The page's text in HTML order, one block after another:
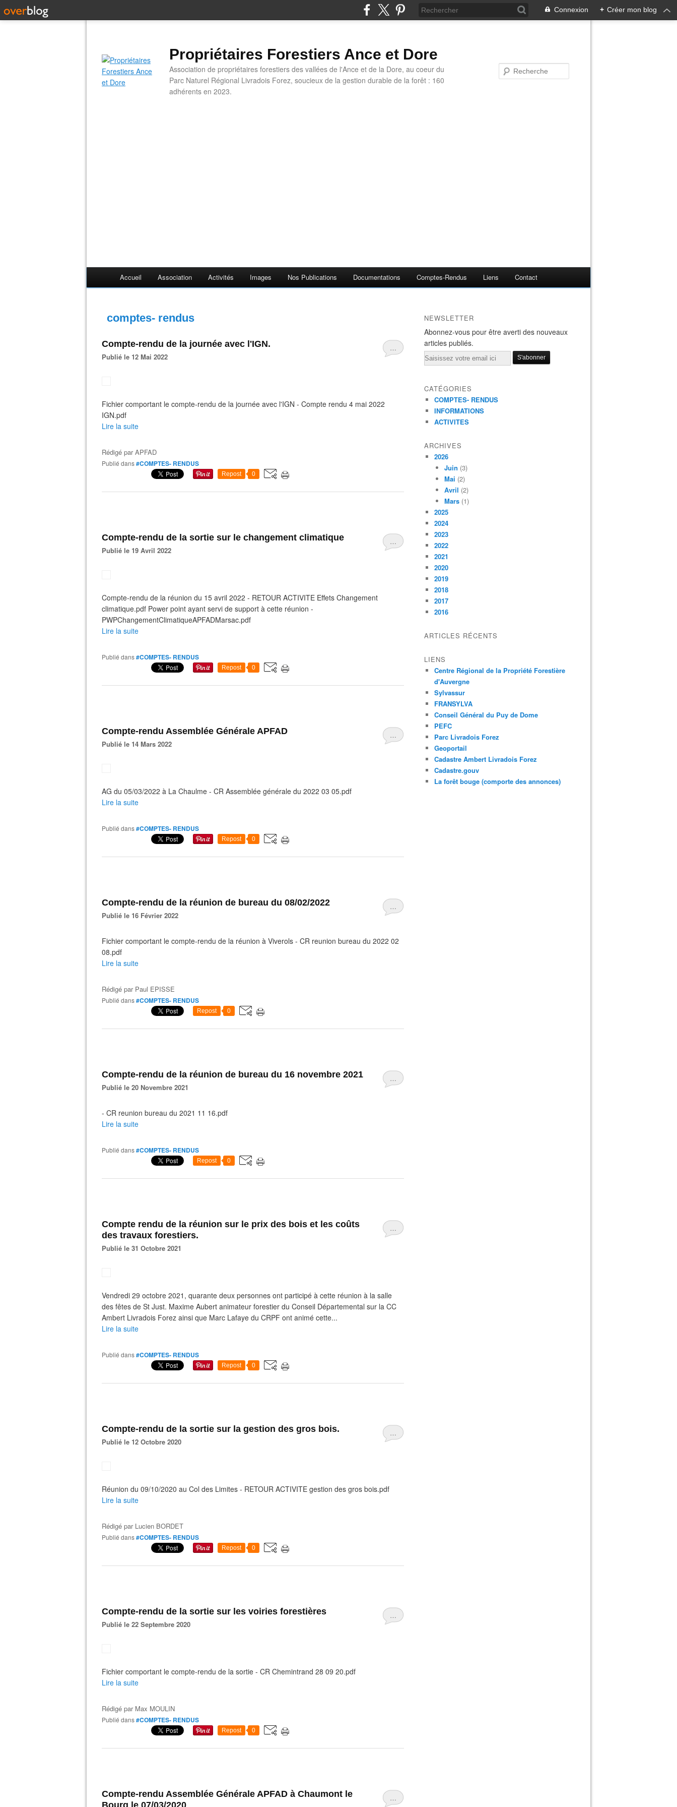
Connexion + Créer mon blog
Propriétaires Forestiers Ance et Dore
Association de propriétaires forestiers des vallées de l'Ance et de la Dore, au coeur du
Parc Naturel Régional Livradois Forez, soucieux de la gestion durable de la forêt : 160
adhérents en 2023.
Accueil Association Activités Images Nos Publications Documentations Comptes-Rendus Liens Contact
comptes- rendus
…
Compte-rendu de la journée avec l'IGN.
Publié le 12 Mai 2022
Fichier comportant le compte-rendu de la journée avec l'IGN - Compte rendu 4 mai 2022
IGN.pdf
Lire la suite
Rédigé parAPFAD
Publié dans#COMPTES- RENDUS
Repost 0
…
Compte-rendu de la sortie sur le changement climatique
Publié le 19 Avril 2022
Compte-rendu de la réunion du 15 avril 2022 - RETOUR ACTIVITE Effets Changement
climatique.pdf Power point ayant servi de support à cette réunion -
PWPChangementClimatiqueAPFADMarsac.pdf
Lire la suite
Publié dans#COMPTES- RENDUS
Repost 0
…
Compte-rendu Assemblée Générale APFAD
Publié le 14 Mars 2022
AG du 05/03/2022 à La Chaulme - CR Assemblée générale du 2022 03 05.pdf
Lire la suite
Publié dans#COMPTES- RENDUS
Repost 0
…
Compte-rendu de la réunion de bureau du 08/02/2022
Publié le 16 Février 2022
Fichier comportant le compte-rendu de la réunion à Viverols - CR reunion bureau du 2022 02
08.pdf
Lire la suite
Rédigé par Paul EPISSE
Publié dans#COMPTES- RENDUS
Repost 0
…
Compte-rendu de la réunion de bureau du 16 novembre 2021
Publié le 20 Novembre 2021
- CR reunion bureau du 2021 11 16.pdf
Lire la suite
Publié dans#COMPTES- RENDUS
Repost 0
…
Compte rendu de la réunion sur le prix des bois et les coûts
des travaux forestiers.
Publié le 31 Octobre 2021
Vendredi 29 octobre 2021, quarante deux personnes ont participé à cette réunion à la salle
des fêtes de St Just. Maxime Aubert animateur forestier du Conseil Départemental sur la CC
Ambert Livradois Forez ainsi que Marc Lafaye du CRPF ont animé cette...
Lire la suite
Publié dans#COMPTES- RENDUS
Repost 0
…
Compte-rendu de la sortie sur la gestion des gros bois.
Publié le 12 Octobre 2020
Réunion du 09/10/2020 au Col des Limites - RETOUR ACTIVITE gestion des gros bois.pdf
Lire la suite
Rédigé par Lucien BORDET
Publié dans#COMPTES- RENDUS
Repost 0
…
Compte-rendu de la sortie sur les voiries forestières
Publié le 22 Septembre 2020
Fichier comportant le compte-rendu de la sortie - CR Chemintrand 28 09 20.pdf
Lire la suite
Rédigé par Max MOULIN
Publié dans#COMPTES- RENDUS
Repost 0
…
Compte-rendu Assemblée Générale APFAD à Chaumont le
Bourg le 07/03/2020
NEWSLETTER
Abonnez-vous pour être averti des nouveaux
articles publiés.
Email
CATÉGORIES
COMPTES- RENDUS
INFORMATIONS
ACTIVITES
ARCHIVES
2026
Juin (3)
Mai (2)
Avril (2)
Mars (1)
2025
2024
2023
2022
2021
2020
2019
2018
2017
2016
ARTICLES RÉCENTS
LIENS
Centre Régional de la Propriété Forestière
d'Auvergne
Sylvassur
FRANSYLVA
Conseil Général du Puy de Dome
PEFC
Parc Livradois Forez
Geoportail
Cadastre Ambert Livradois Forez
Cadastre.gouv
La forêt bouge (comporte des annonces)